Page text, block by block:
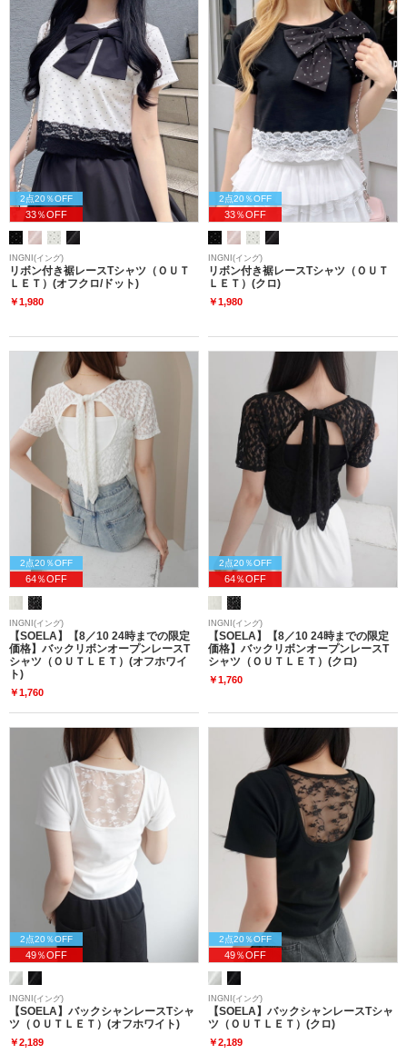
2点20％OFF
33％OFF
INGNI(イング)
リボン付き裾レースTシャツ（ＯＵＴ
ＬＥＴ）(オフクロ/ドット)
￥1,980
2点20％OFF
33％OFF
INGNI(イング)
リボン付き裾レースTシャツ（ＯＵＴ
ＬＥＴ）(クロ)
￥1,980
2点20％OFF
64％OFF
INGNI(イング)
【SOELA】【8／10 24時までの限定
価格】バックリボンオープンレースT
シャツ（ＯＵＴＬＥＴ）(オフホワイ
ト)
￥1,760
2点20％OFF
64％OFF
INGNI(イング)
【SOELA】【8／10 24時までの限定
価格】バックリボンオープンレースT
シャツ（ＯＵＴＬＥＴ）(クロ)
￥1,760
2点20％OFF
49％OFF
INGNI(イング)
【SOELA】バックシャンレースTシャ
ツ（ＯＵＴＬＥＴ）(オフホワイト)
￥2,189
2点20％OFF
49％OFF
INGNI(イング)
【SOELA】バックシャンレースTシャ
ツ（ＯＵＴＬＥＴ）(クロ)
￥2,189